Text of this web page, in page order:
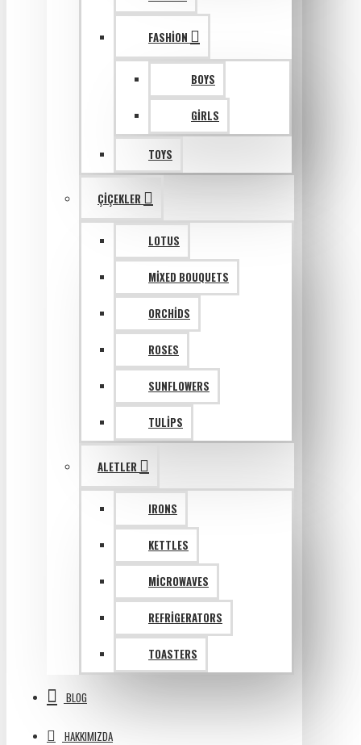
FASHION
BOYS
GIRLS
TOYS
ÇIÇEKLER
LOTUS
MIXED BOUQUETS
ORCHIDS
ROSES
SUNFLOWERS
TULIPS
ALETLER
IRONS
KETTLES
MICROWAVES
REFRIGERATORS
TOASTERS
BLOG
HAKKIMIZDA